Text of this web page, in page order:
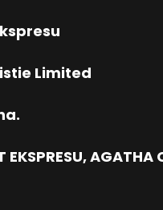
Limited
EKSPRESU,